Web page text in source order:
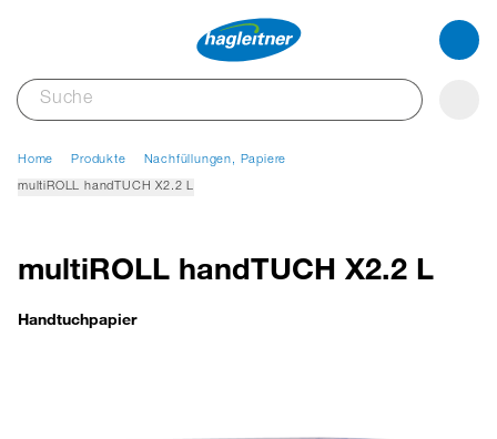
Home Produkte Nachfüllungen, Papiere
multiROLL handTUCH X2.2 L
multiROLL handTUCH X2.2 L
Handtuchpapier